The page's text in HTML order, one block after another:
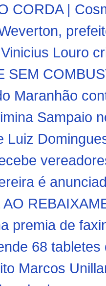
CORDA |
Louro
SEM
Maranhão
Sampaio
Luiz
é
AO
premia de
68
Marcos